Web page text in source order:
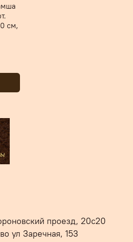
см,
проезд, 20с20
ул Заречная, 153